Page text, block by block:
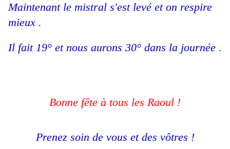
Maintenant le mistral s'est levé et on respire
mieux .
Il fait 19° et nous aurons 30° dans la journée .
Bonne fête à tous les Raoul !
Prenez soin de vous et des vôtres !